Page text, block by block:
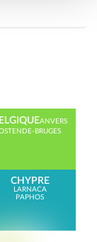
ANVERS
BRUGES
CHYPRE
LARNACA
PAPHOS